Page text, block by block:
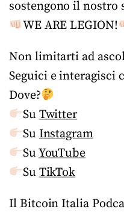
sostengono il nostro
WE ARE LEGION!
Non limitarti ad
Seguici e interagisci
Dove?
SuTwitter
SuInstagram
SuYouTube
SuTikTok
Il Bitcoin Italia